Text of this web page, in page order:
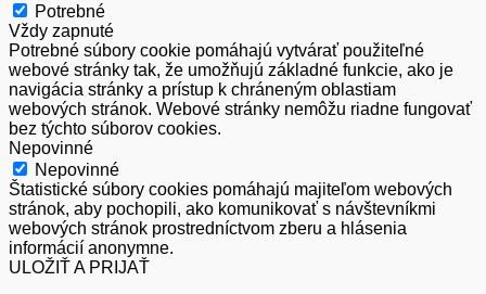
Potrebné
Vždy zapnuté
Potrebné súbory cookie pomáhajú vytvárať použiteľné
webové stránky tak, že umožňujú základné funkcie, ako je
navigácia stránky a prístup k chráneným oblastiam
webových stránok. Webové stránky nemôžu riadne fungovať
bez týchto súborov cookies.
Nepovinné
Nepovinné
Štatistické súbory cookies pomáhajú majiteľom webových
stránok, aby pochopili, ako komunikovať s návštevníkmi
webových stránok prostredníctvom zberu a hlásenia
informácií anonymne.
ULOŽIŤ A PRIJAŤ